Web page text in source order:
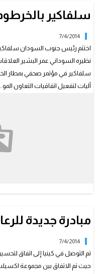
سلفاكير
7/4/2014
اختتم رئيس جنوب السودان
نظيره السوداني عمر البشير
سلفاكير في مؤتمر صحفي بمطار
آليات لتفعيل اتفاقيات التعاون
مبادرة جديدة
7/4/2014
تم التوصل في كينيا إلى اتفاق
حيث تم الاتفاق بين مجموعة